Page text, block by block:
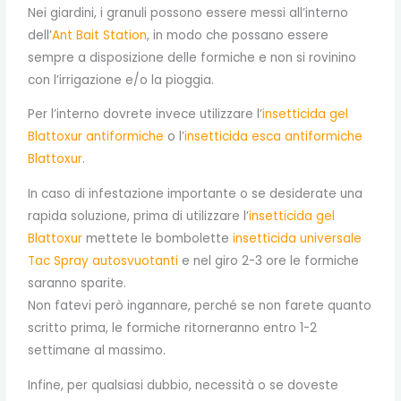
Nei giardini, i granuli possono essere messi all’interno
dell’Ant Bait Station, in modo che possano essere
sempre a disposizione delle formiche e non si rovinino
con l’irrigazione e/o la pioggia.
Per l’interno dovrete invece utilizzare l’insetticida gel
Blattoxur antiformiche o l’insetticida esca antiformiche
Blattoxur.
In caso di infestazione importante o se desiderate una
rapida soluzione, prima di utilizzare l’insetticida gel
Blattoxur mettete le bomboletteinsetticida universale
Tac Spray autosvuotanti e nel giro 2-3 ore le formiche
saranno sparite.
Non fatevi però ingannare, perché se non farete quanto
scritto prima, le formiche ritorneranno entro 1-2
settimane al massimo.
Infine, per qualsiasi dubbio, necessità o se doveste